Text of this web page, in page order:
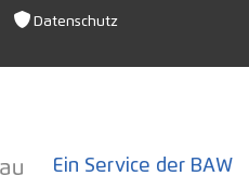
Datenschutz
Ein Service der BAW